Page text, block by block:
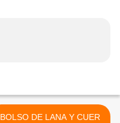
BOLSO DE LANA Y CUER